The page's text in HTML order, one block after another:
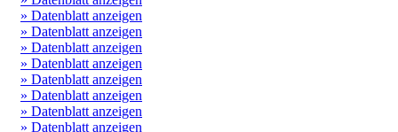
» Datenblatt anzeigen
» Datenblatt anzeigen
» Datenblatt anzeigen
» Datenblatt anzeigen
» Datenblatt anzeigen
» Datenblatt anzeigen
» Datenblatt anzeigen
» Datenblatt anzeigen